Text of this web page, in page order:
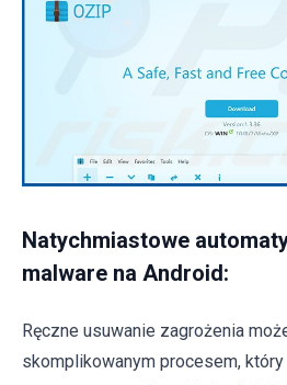
Natychmiastowe
malware na Android:
Ręczne usuwanie zagrożenia
skomplikowanym procesem,